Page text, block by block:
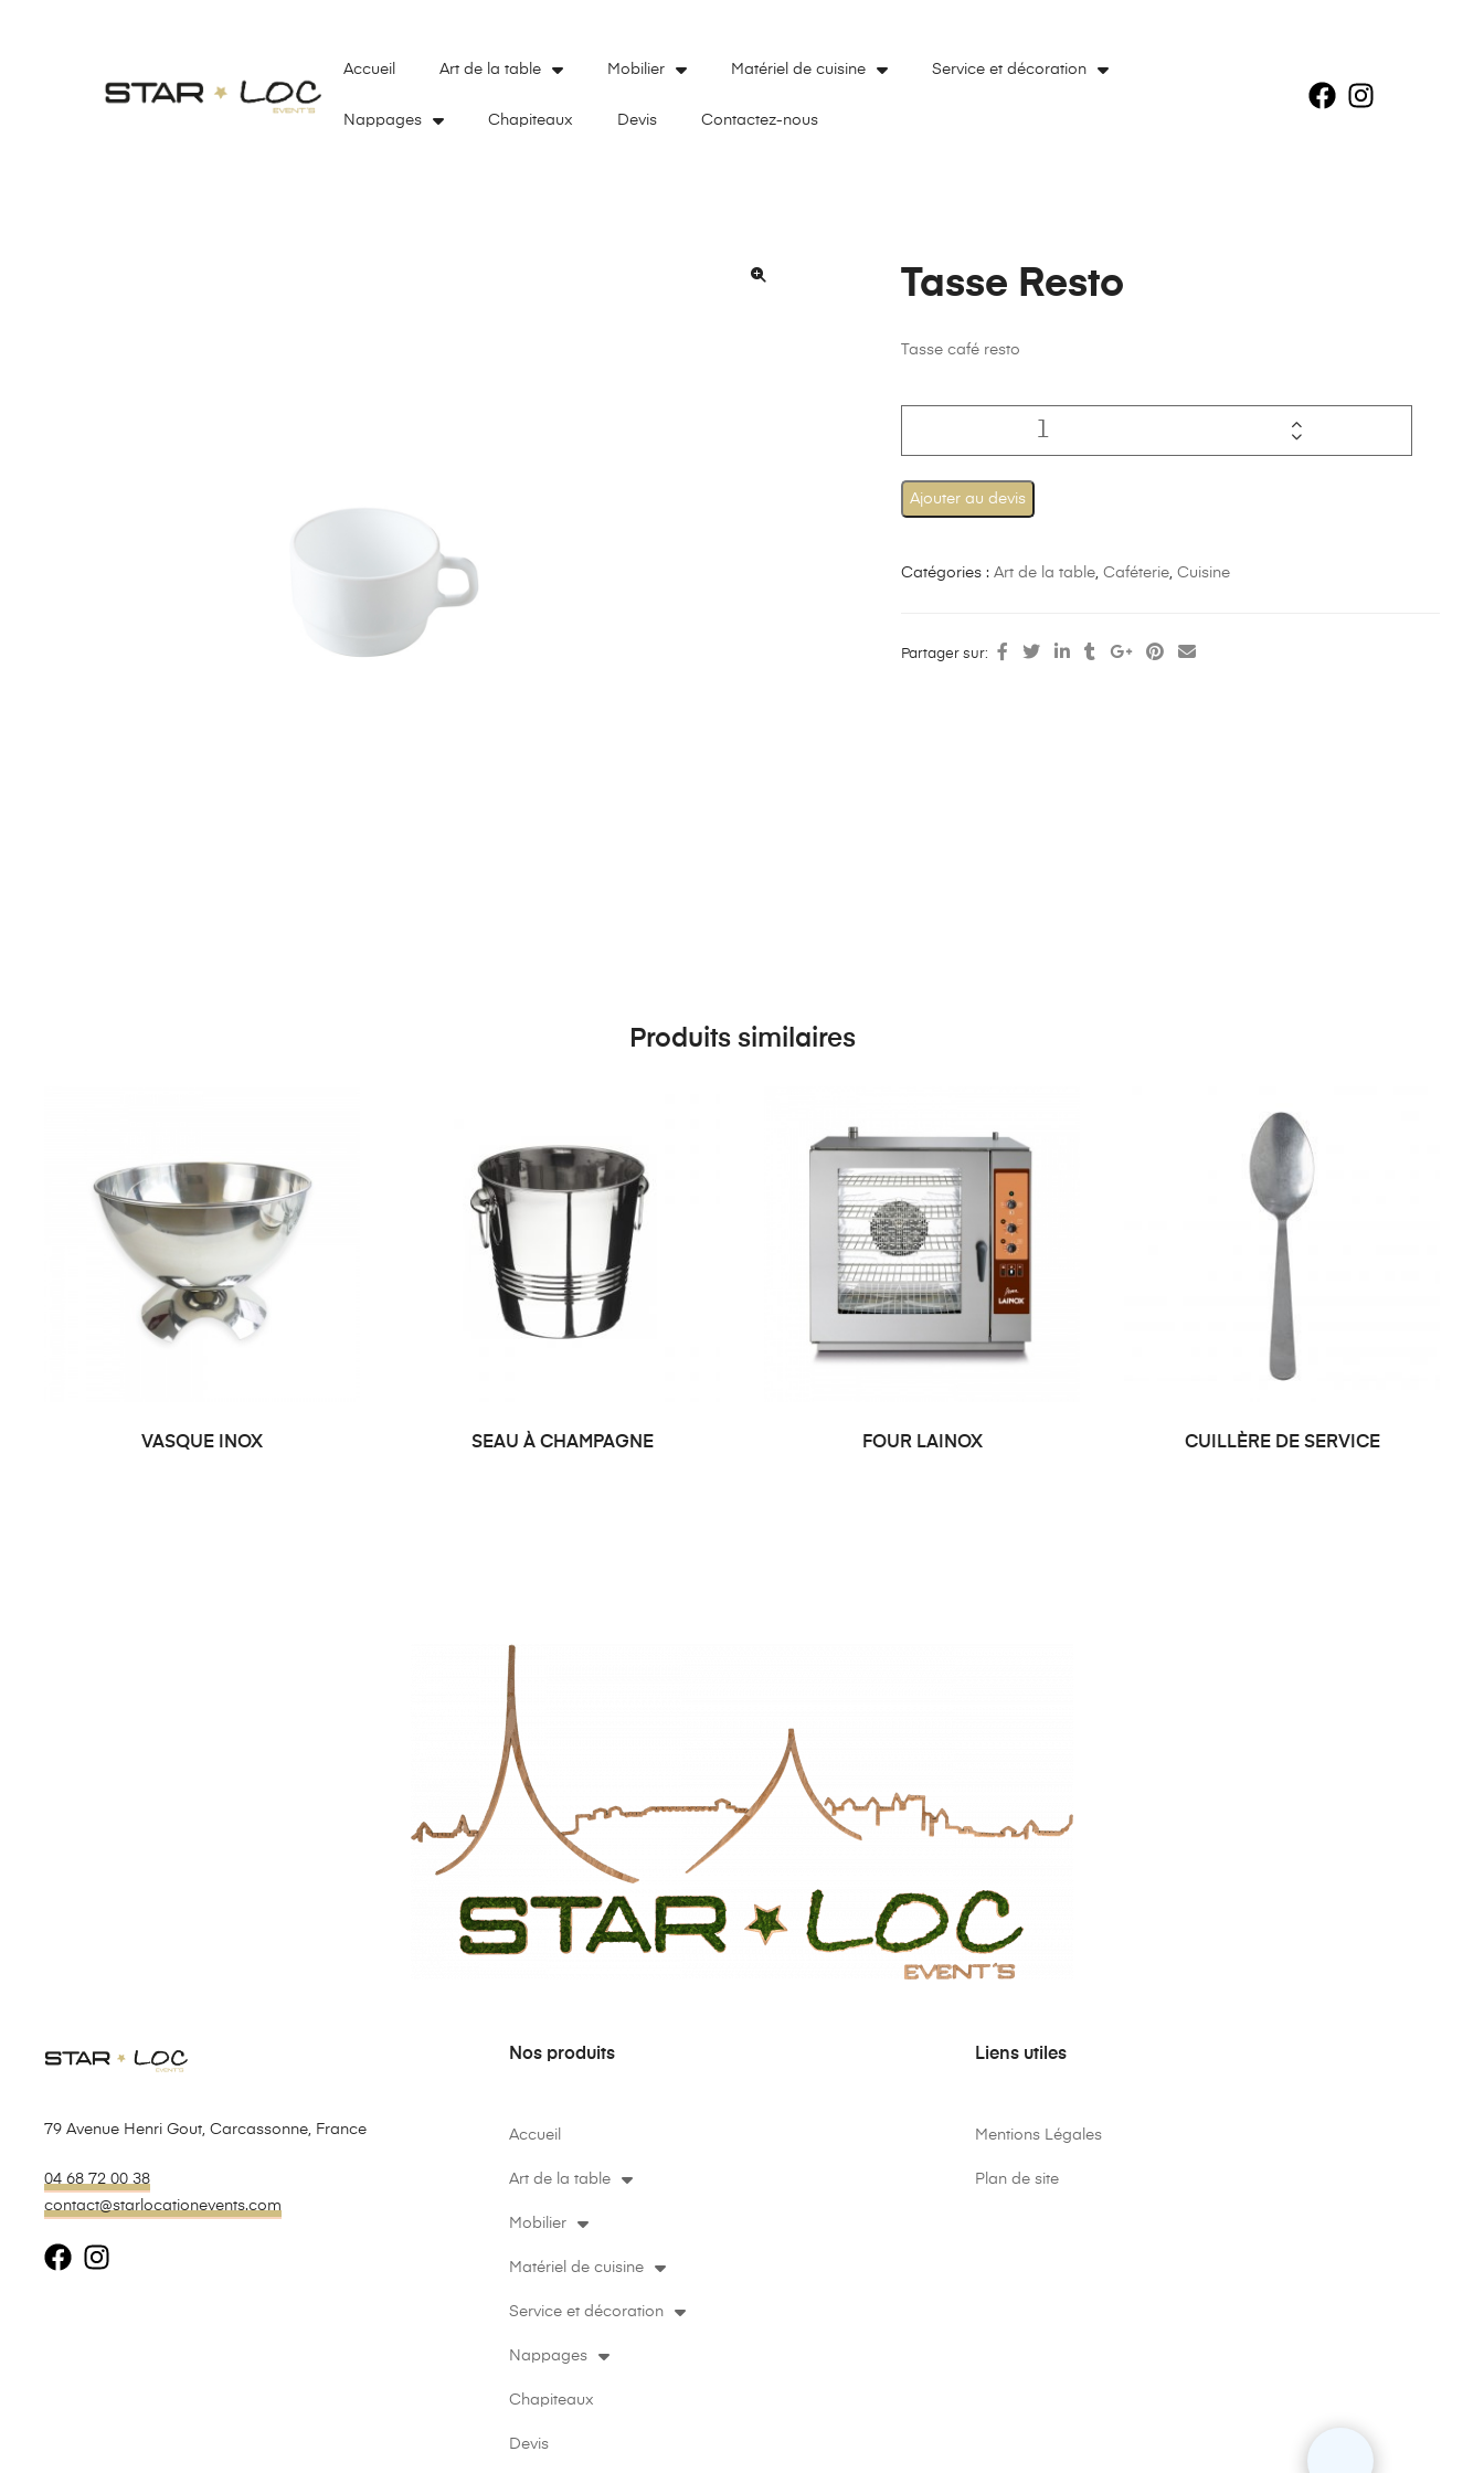
Accueil Art de la table Mobilier Matériel de cuisine Service et décoration
Nappages Chapiteaux Devis Contactez-nous
Tasse Resto
Tasse café resto
Ajouter au devis
Catégories :Art de la table,Caféterie,Cuisine
Partager sur:
Produits similaires
VASQUE INOX SEAU À CHAMPAGNE FOUR LAINOX CUILLÈRE DE SERVICE
79 Avenue Henri Gout, Carcassonne, France
04 68 72 00 38
contact@starlocationevents.com
Nos produits
Accueil
Art de la table
Mobilier
Matériel de cuisine
Service et décoration
Nappages
Chapiteaux
Devis
Liens utiles
Mentions Légales
Plan de site